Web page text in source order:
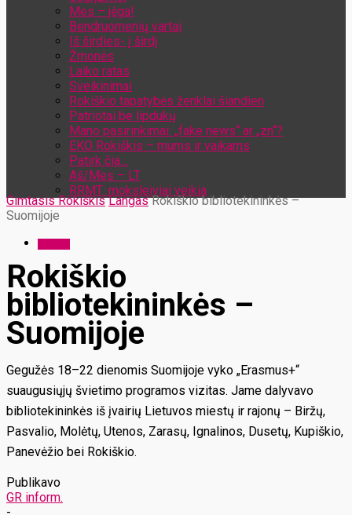
Mes – jėga!
Bendruomenių vartai
Iš širdies- į širdį
Žmonės
Laiko ratas
Sveikinimai
Rokiškio tapatybės ženklai šiandien
Patriotai be lipdukų
Mano pasirinkimai: „fake news“ ar „zn“?
EKO Rokiškis – mums ir vaikams
Patirk čia…
Aš/Mes – LT
RRMT: moksleiviai veikia
Gimtasis Rokiškis Langas Rokiškio bibliotekininkės –
Suomijoje
Rokiškio
bibliotekininkės –
Suomijoje
Gegužės 18–22 dienomis Suomijoje vyko „Erasmus+“
suaugusiųjų švietimo programos vizitas. Jame dalyvavo
bibliotekininkės iš įvairių Lietuvos miestų ir rajonų – Biržų,
Pasvalio, Molėtų, Utenos, Zarasų, Ignalinos, Dusetų, Kupiškio,
Panevėžio bei Rokiškio.
Publikavo
GR inform.